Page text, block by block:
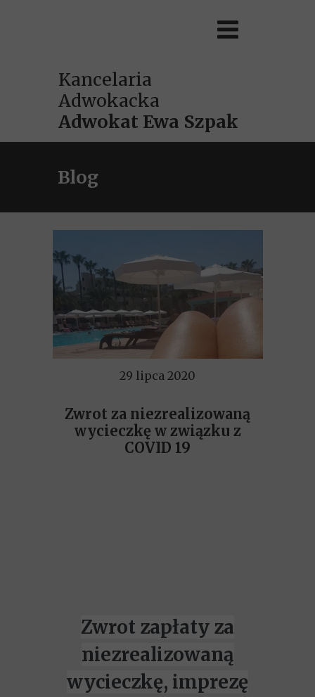
Kancelaria
Adwokacka
Adwokat Ewa Szpak
Blog
29 lipca 2020
Zwrot zapłaty za
niezrealizowaną
wycieczkę, imprezę
Zwrot za niezrealizowaną
wycieczkę w związku z
COVID 19